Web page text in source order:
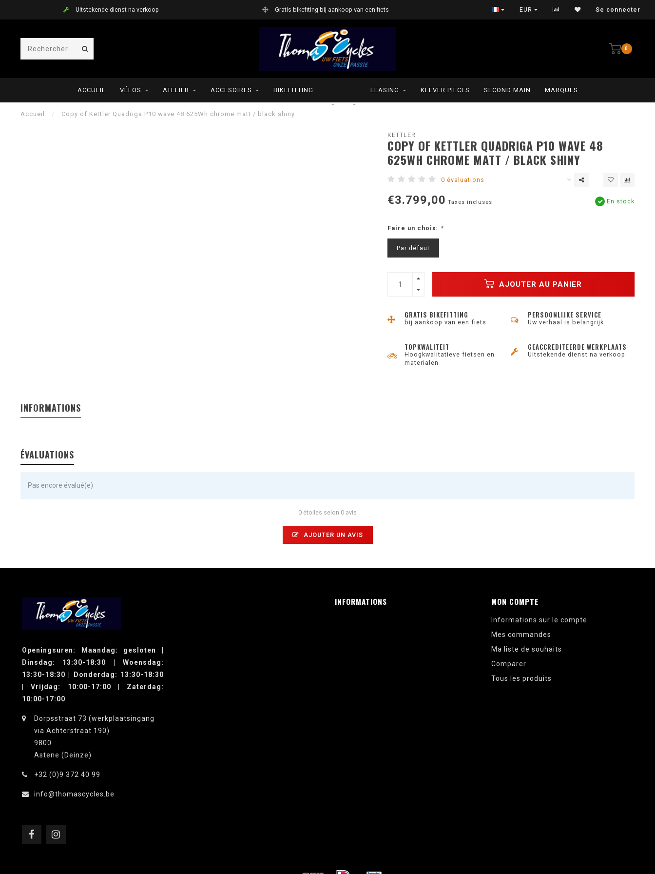
Uitstekende dienst na verkoop Gratis bikefiting bij aankoop van een fiets Persoonlijke service
EUR Se connecter
0
ACCUEIL VÉLOS ATELIER ACCESOIRES BIKEFITTING LEASING KLEVER PIECES SECOND MAIN MARQUES
Accueil / Copy of Kettler Quadriga P10 wave 48 625Wh chrome matt / black shiny
KETTLER
COPY OF KETTLER QUADRIGA P10 WAVE 48
625WH CHROME MATT / BLACK SHINY
0 évaluations
€3.799,00 Taxes incluses En stock
Faire un choix: *
Par défaut
AJOUTER AU PANIER
GRATIS BIKEFITTING
bij aankoop van een fiets
PERSOONLIJKE SERVICE
Uw verhaal is belangrijk
TOPKWALITEIT
Hoogkwalitatieve fietsen en
materialen
GEACCREDITEERDE WERKPLAATS
Uitstekende dienst na verkoop
INFORMATIONS
ÉVALUATIONS
Pas encore évalué(e)
0 étoiles selon 0 avis
AJOUTER UN AVIS
Openingsuren: Maandag: gesloten |
Dinsdag: 13:30-18:30 | Woensdag:
13:30-18:30 | Donderdag: 13:30-18:30
| Vrijdag: 10:00-17:00 | Zaterdag:
10:00-17:00
Dorpsstraat 73 (werkplaatsingang
via Achterstraat 190)
9800
Astene (Deinze)
+32 (0)9 372 40 99
info@thomascycles.be
INFORMATIONS MON COMPTE
Informations sur le compte
Mes commandes
Ma liste de souhaits
Comparer
Tous les produits